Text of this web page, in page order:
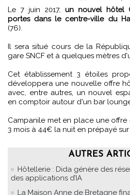
Le 7 juin 2017, un nouvel hôtel
portes dans le centre-ville du
(76).
Il sera situé cours de la
gare SNCF et à quelques mètres
Cet établissement 3 étoiles
développera une nouvelle offre
avec, entre autres, un nouvel
en comptoir autour d'un bar
Campanile met en place une
3 mois à 44€ la nuit en prépayé
AUTRES
Hôtellerie : Dida génère des
des applications d’IA
La Maison Anne de Bretagne